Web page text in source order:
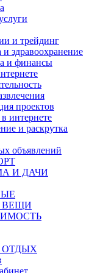
и трейдинг
здравоохранение
и финансы
проектов
интернете
и раскрутка
объявлений
И ДАЧИ
ВЕЩИ
ОТДЫХ